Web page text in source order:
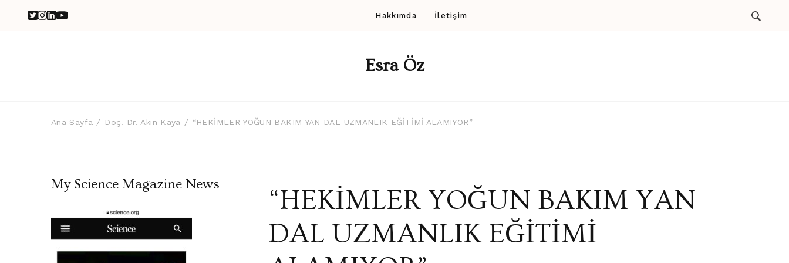
Hakkımda İletişim
Esra Öz
Ana Sayfa Doç. Dr. Akın Kaya “HEKİMLER YOĞUN BAKIM YAN DAL UZMANLIK EĞİTİMİ ALAMIYOR”
“HEKİMLER YOĞUN BAKIM YAN
DAL UZMANLIK EĞİTİMİ
My Science Magazine News